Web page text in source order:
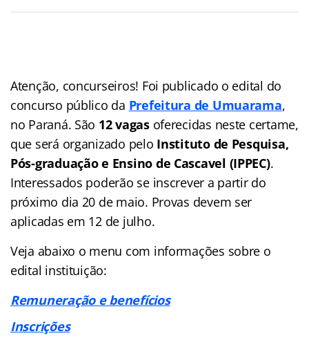
Atenção, concurseiros! Foi publicado o edital do
concurso público da Prefeitura de Umuarama,
no Paraná. São 12 vagasoferecidas neste certame,
que será organizado pelo Instituto de Pesquisa,
Pós-graduação e Ensino de Cascavel (IPPEC).
Interessados poderão se inscrever a partir do
próximo dia 20 de maio. Provas devem ser
aplicadas em 12 de julho.
Veja abaixo o menu com informações sobre o
edital instituição:
Remuneração e benefícios
Inscrições